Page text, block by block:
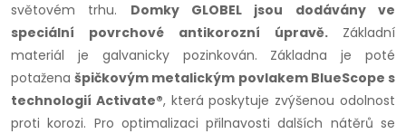
světovém trhu. Domky GLOBEL jsou dodávány ve
speciální povrchové antikorozní úpravě. Základní
materiál je galvanicky pozinkován. Základna je poté
potaženašpičkovým metalickým povlakem BlueScope s
technologií Activate®, která poskytuje zvýšenou odolnost
proti korozi. Pro optimalizaci přilnavosti dalších nátěrů se